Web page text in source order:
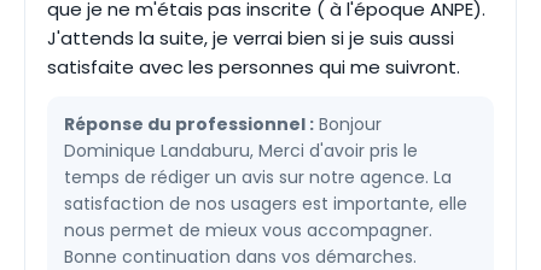
que je ne m'étais pas inscrite ( à l'époque ANPE).
J'attends la suite, je verrai bien si je suis aussi
satisfaite avec les personnes qui me suivront.
Réponse du professionnel : Bonjour
Dominique Landaburu, Merci d'avoir pris le
temps de rédiger un avis sur notre agence. La
satisfaction de nos usagers est importante, elle
nous permet de mieux vous accompagner.
Bonne continuation dans vos démarches.